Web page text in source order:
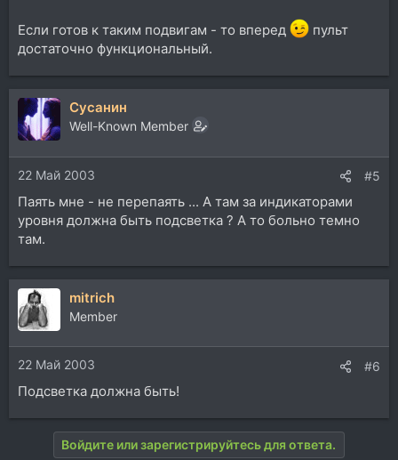
Если готов к таким подвигам - то вперед
пульт
достаточно функциональный.
Сусанин
Well-Known Member
22 Май 2003 #5
Паять мне - не перепаять ... А там за индикаторами
уровня должна быть подсветка ? А то больно темно
там.
mitrich
Member
22 Май 2003 #6
Подсветка должна быть!
Войдите или зарегистрируйтесь для ответа.